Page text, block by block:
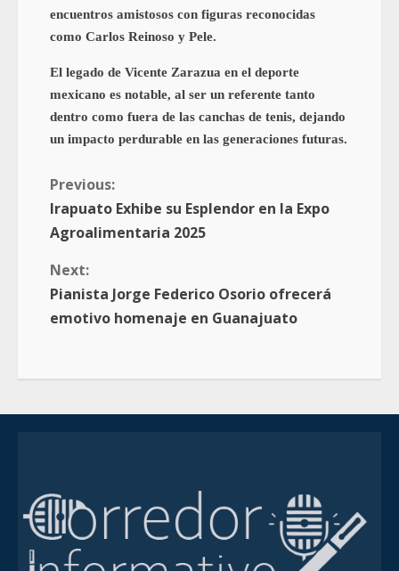
encuentros amistosos con figuras reconocidas
como Carlos Reinoso y Pele.
El legado de Vicente Zarazua en el deporte
mexicano es notable, al ser un referente tanto
dentro como fuera de las canchas de tenis, dejando
un impacto perdurable en las generaciones futuras.
Previous:
Irapuato Exhibe su Esplendor en la Expo
Agroalimentaria 2025
Next:
Pianista Jorge Federico Osorio ofrecerá
emotivo homenaje en Guanajuato